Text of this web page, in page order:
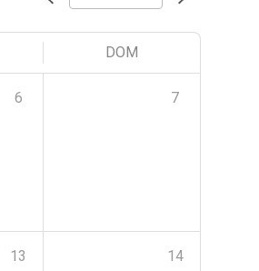
DOM
6 7
13 14